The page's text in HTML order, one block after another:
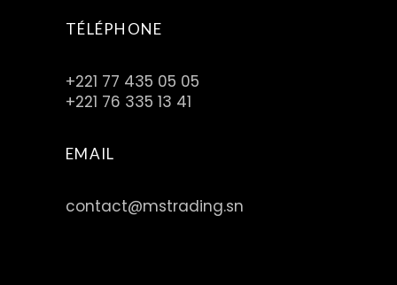
TÉLÉPHONE
+221 77 435 05 05
+221 76 335 13 41
EMAIL
contact@mstrading.sn